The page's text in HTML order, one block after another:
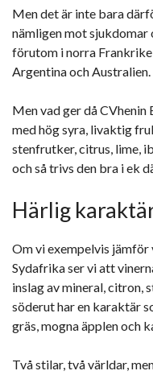
Men det är inte bara
nämligen mot
förutom i norra Frankrike
Argentina och Australien.
Men vad ger då CVhenin
med hög syra, livaktig
stenfrutker, citrus, lime,
och så trivs den bra i ek
Härlig
Om vi exempelvis
Sydafrika ser vi att
inslag av mineral, citron,
söderut har en karaktär
gräs, mogna äpplen och
Två stilar, två världar,